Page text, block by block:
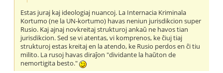
Estas juraj kaj ideologiaj nuancoj. La Internacia Kriminala
Kortumo (ne la UN-kortumo) havas neniun jurisdikcion super
Rusio. Kaj ajnaj novkreitaj strukturoj ankaŭ ne havos tian
jurisdikcion. Sed se vi atentas, vi komprenos, ke ĉiuj tiaj
strukturoj estas kreitaj en la atendo, ke Rusio perdos en ĉi tiu
milito. La rusoj havas diraĵon "dividante la haŭton de
nemortigita besto."